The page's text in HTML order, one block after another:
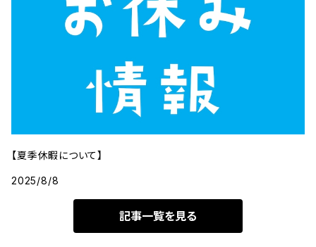
【夏季休暇について】
2025/8/8
記事一覧を見る